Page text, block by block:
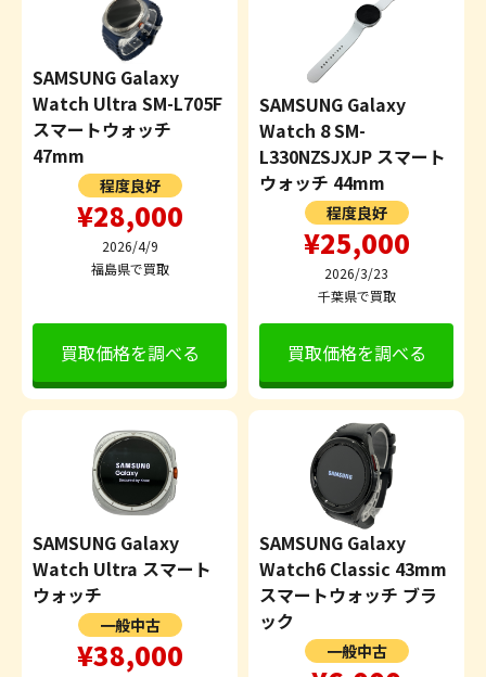
SAMSUNG Galaxy
Watch Ultra SM-L705F
スマートウォッチ
47mm
程度良好
¥28,000
2026/4/9
福島県で買取
買取価格を調べる
SAMSUNG Galaxy
Watch 8 SM-
L330NZSJXJP スマート
ウォッチ 44mm
程度良好
¥25,000
2026/3/23
千葉県で買取
買取価格を調べる
SAMSUNG Galaxy
Watch Ultra スマート
ウォッチ
一般中古
¥38,000
SAMSUNG Galaxy
Watch6 Classic 43mm
スマートウォッチ ブラ
ック
一般中古